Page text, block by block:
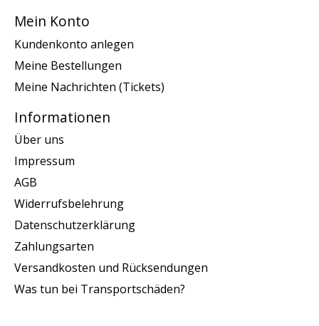
Mein Konto
Kundenkonto anlegen
Meine Bestellungen
Meine Nachrichten (Tickets)
Informationen
Über uns
Impressum
AGB
Widerrufsbelehrung
Datenschutzerklärung
Zahlungsarten
Versandkosten und Rücksendungen
Was tun bei Transportschäden?